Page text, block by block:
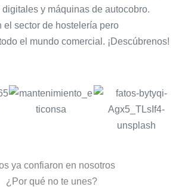
digitales y máquinas de autocobro.
el sector de hostelería pero
el mundo comercial. ¡Descúbrenos!
ya confiaron en nosotros
¿Por qué no te unes?